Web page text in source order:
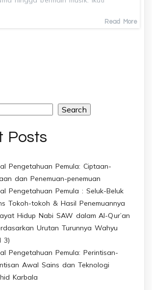
Read More
Search
Posts
Pengetahuan Pemula: Ciptaan-
dan Penemuan-penemuan
Pengetahuan Pemula : Seluk-Beluk
Tokoh-tokoh & Hasil Penemuannya
Hidup Nabi SAW dalam Al-Qur’an
Urutan Turunnya Wahyu
3)
Pengetahuan Pemula: Perintisan-
Awal Sains dan Teknologi
Karbala